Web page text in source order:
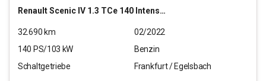
RenaultScenic IV 1.3 TCe 140 Intens GPF (EURO 6d)
32.690 km
02/2022
140 PS/103 kW
Benzin
Schaltgetriebe
Frankfurt / Egelsbach